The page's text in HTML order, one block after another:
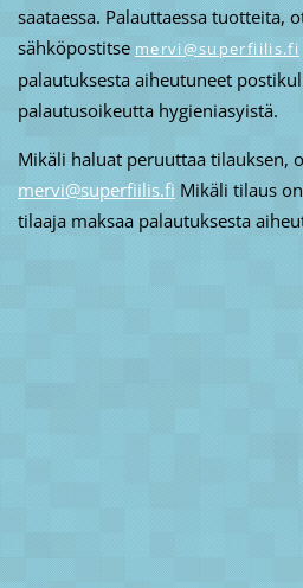
saataessa. Palauttaessa tuotteita,
sähköpostitse mervi@superfiilis.fi
palautuksesta aiheutuneet
palautusoikeutta hygieniasyistä.
Mikäli haluat peruuttaa tilauksen,
mervi@superfiilis.fi Mikäli tilaus
tilaaja maksaa palautuksesta